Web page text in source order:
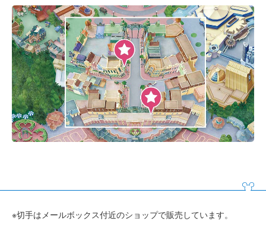
※切手はメールボックス付近のショップで販売しています。